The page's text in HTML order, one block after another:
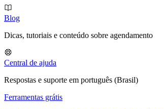
Blog
Dicas, tutoriais e conteúdo sobre agendamento
Central de ajuda
Respostas e suporte em português (Brasil)
Ferramentas grátis